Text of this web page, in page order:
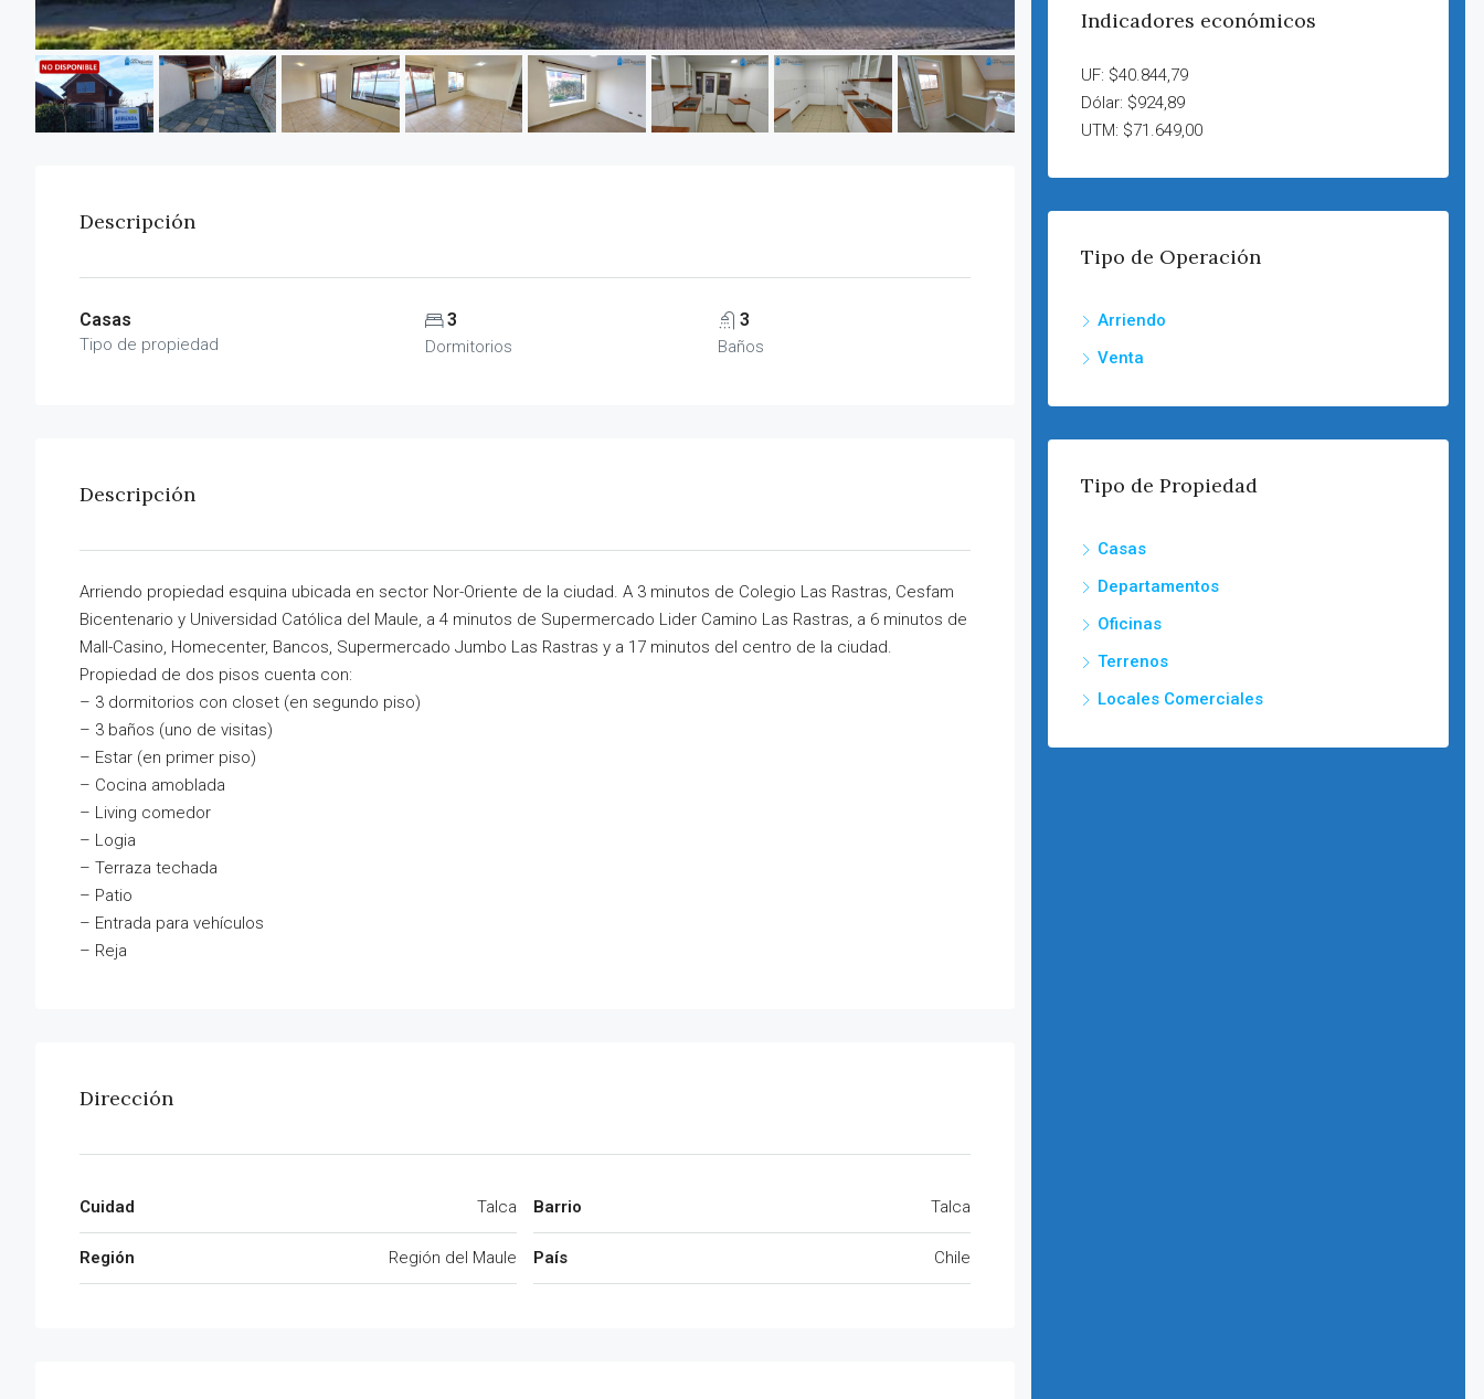
Descripción
Casas
Tipo de propiedad
3
Dormitorios
3
Baños
Descripción
Arriendo propiedad esquina ubicada en sector Nor-Oriente de la ciudad. A 3 minutos de Colegio Las Rastras, Cesfam
Bicentenario y Universidad Católica del Maule, a 4 minutos de Supermercado Lider Camino Las Rastras, a 6 minutos de
Mall-Casino, Homecenter, Bancos, Supermercado Jumbo Las Rastras y a 17 minutos del centro de la ciudad.
Propiedad de dos pisos cuenta con:
– 3 dormitorios con closet (en segundo piso)
– 3 baños (uno de visitas)
– Estar (en primer piso)
– Cocina amoblada
– Living comedor
– Logia
– Terraza techada
– Patio
– Entrada para vehículos
– Reja
Dirección
Cuidad Talca
Región Región del Maule
Barrio Talca
País Chile
Indicadores económicos
UF: $40.844,79
Dólar: $924,89
UTM: $71.649,00
Tipo de Operación
Arriendo
Venta
Tipo de Propiedad
Casas
Departamentos
Oficinas
Terrenos
Locales Comerciales